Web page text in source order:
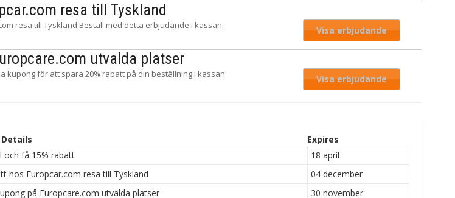
resa till Tyskland
resa till Tyskland Beställ med detta erbjudande i kassan. Visa erbjudande
utvalda platser
kupong för att spara 20% rabatt på din beställning i kassan. Visa erbjudande
Expires
och få 15% rabatt
18 april
hos Europcar.com resa till Tyskland
04 december
på Europcare.com utvalda platser 30 november